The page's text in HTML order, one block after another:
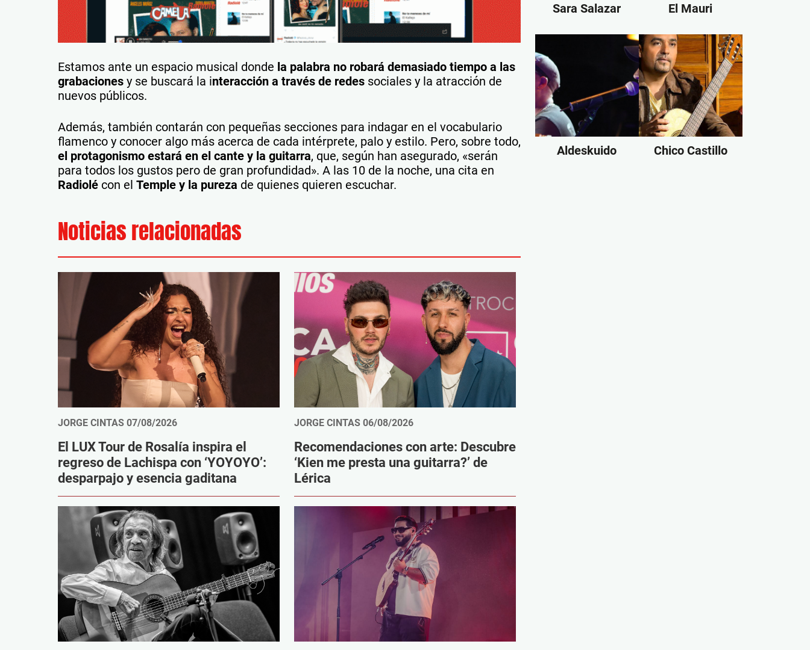
Estamos ante un espacio musical donde la palabra no robará demasiado tiempo a las
grabaciones y se buscará la interacción a través de redes sociales y la atracción de
nuevos públicos.
Además, también contarán con pequeñas secciones para indagar en el vocabulario
flamenco y conocer algo más acerca de cada intérprete, palo y estilo. Pero, sobre todo,
el protagonismo estará en el cante y la guitarra, que, según han asegurado, «serán
para todos los gustos pero de gran profundidad». A las 10 de la noche, una cita en
Radiolé con el Temple y la pureza de quienes quieren escuchar.
Noticias relacionadas
JORGE CINTAS 07/08/2026
El LUX Tour de Rosalía inspira el
regreso de Lachispa con ‘YOYOYO’:
desparpajo y esencia gaditana
JORGE CINTAS 06/08/2026
Recomendaciones con arte: Descubre
‘Kien me presta una guitarra?’ de
Lérica
Sara Salazar El Mauri
Aldeskuido Chico Castillo